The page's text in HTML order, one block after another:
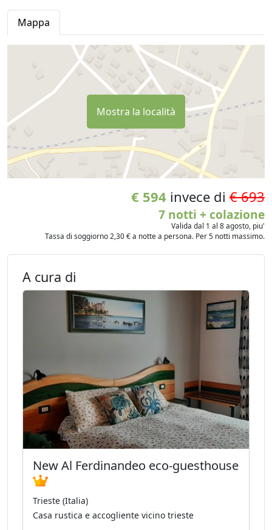
Mappa
Mostra la località
€ 594 invece di € 693
7 notti + colazione
Valida dal 1 al 8 agosto, piu'
Tassa di soggiorno 2,30 € a notte a persona. Per 5 notti massimo.
A cura di
New Al Ferdinandeo eco-guesthouse
Trieste (Italia)
Casa rustica e accogliente vicino trieste